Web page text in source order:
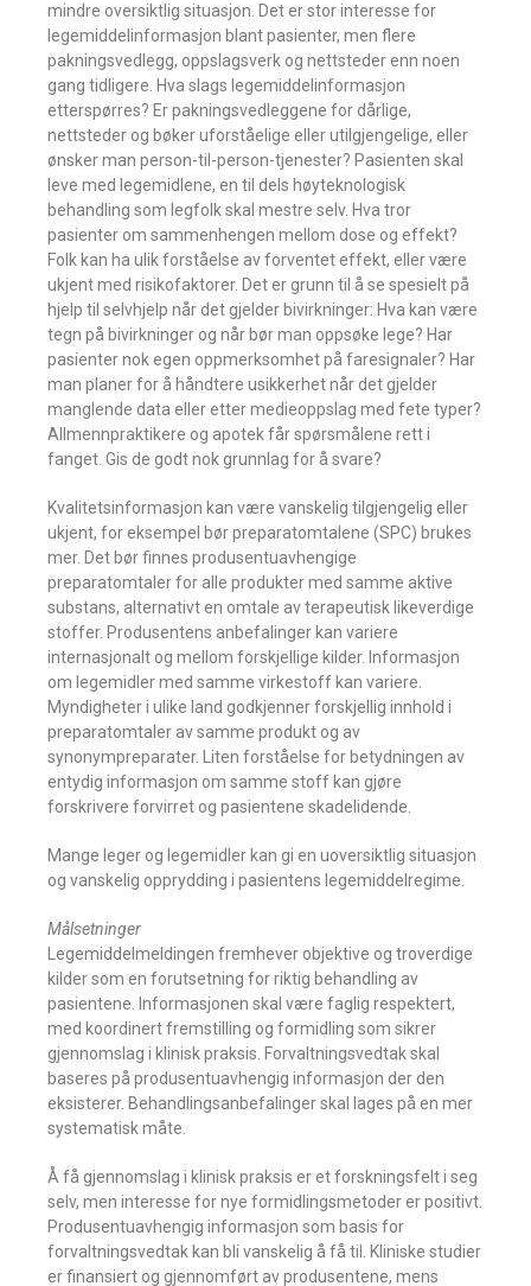
mindre oversiktlig situasjon. Det er stor interesse for
legemiddelinformasjon blant pasienter, men flere
pakningsvedlegg, oppslagsverk og nettsteder enn noen
gang tidligere. Hva slags legemiddelinformasjon
etterspørres? Er pakningsvedleggene for dårlige,
nettsteder og bøker uforståelige eller utilgjengelige, eller
ønsker man person-til-person-tjenester? Pasienten skal
leve med legemidlene, en til dels høyteknologisk
behandling som legfolk skal mestre selv. Hva tror
pasienter om sammenhengen mellom dose og effekt?
Folk kan ha ulik forståelse av forventet effekt, eller være
ukjent med risikofaktorer. Det er grunn til å se spesielt på
hjelp til selvhjelp når det gjelder bivirkninger: Hva kan være
tegn på bivirkninger og når bør man oppsøke lege? Har
pasienter nok egen oppmerksomhet på faresignaler? Har
man planer for å håndtere usikkerhet når det gjelder
manglende data eller etter medieoppslag med fete typer?
Allmennpraktikere og apotek får spørsmålene rett i
fanget. Gis de godt nok grunnlag for å svare?
Kvalitetsinformasjon kan være vanskelig tilgjengelig eller
ukjent, for eksempel bør preparatomtalene (SPC) brukes
mer. Det bør finnes produsentuavhengige
preparatomtaler for alle produkter med samme aktive
substans, alternativt en omtale av terapeutisk likeverdige
stoffer. Produsentens anbefalinger kan variere
internasjonalt og mellom forskjellige kilder. Informasjon
om legemidler med samme virkestoff kan variere.
Myndigheter i ulike land godkjenner forskjellig innhold i
preparatomtaler av samme produkt og av
synonympreparater. Liten forståelse for betydningen av
entydig informasjon om samme stoff kan gjøre
forskrivere forvirret og pasientene skadelidende.
Mange leger og legemidler kan gi en uoversiktlig situasjon
og vanskelig opprydding i pasientens legemiddelregime.
Målsetninger
Legemiddelmeldingen fremhever objektive og troverdige
kilder som en forutsetning for riktig behandling av
pasientene. Informasjonen skal være faglig respektert,
med koordinert fremstilling og formidling som sikrer
gjennomslag i klinisk praksis. Forvaltningsvedtak skal
baseres på produsentuavhengig informasjon der den
eksisterer. Behandlingsanbefalinger skal lages på en mer
systematisk måte.
Å få gjennomslag i klinisk praksis er et forskningsfelt i seg
selv, men interesse for nye formidlingsmetoder er positivt.
Produsentuavhengig informasjon som basis for
forvaltningsvedtak kan bli vanskelig å få til. Kliniske studier
er finansiert og gjennomført av produsentene, mens